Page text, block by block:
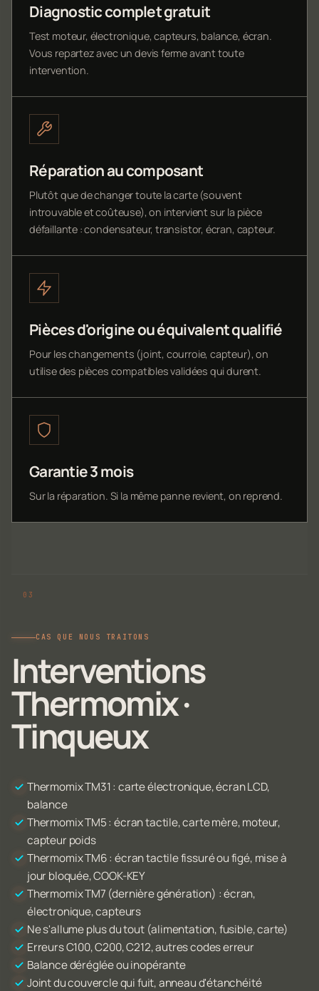
Diagnostic complet gratuit
Test moteur, électronique, capteurs, balance, écran.
Vous repartez avec un devis ferme avant toute
intervention.
Réparation au composant
Plutôt que de changer toute la carte (souvent
introuvable et coûteuse), on intervient sur la pièce
défaillante : condensateur, transistor, écran, capteur.
Pièces d'origine ou équivalent qualifié
Pour les changements (joint, courroie, capteur), on
utilise des pièces compatibles validées qui durent.
Garantie 3 mois
Sur la réparation. Si la même panne revient, on reprend.
CAS QUE NOUS TRAITONS
Interventions
Thermomix ·
Tinqueux
Thermomix TM31 : carte électronique, écran LCD,
balance
Thermomix TM5 : écran tactile, carte mère, moteur,
capteur poids
Thermomix TM6 : écran tactile fissuré ou figé, mise à
jour bloquée, COOK-KEY
Thermomix TM7 (dernière génération) : écran,
électronique, capteurs
Ne s'allume plus du tout (alimentation, fusible, carte)
Erreurs C100, C200, C212, autres codes erreur
Balance déréglée ou inopérante
Joint du couvercle qui fuit, anneau d'étanchéité